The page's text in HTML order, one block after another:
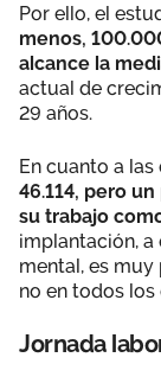
Por ello, el
menos,
alcance la
actual de
29 años.
En cuanto a
46.114, pero
su trabajo
implantación, a
mental, es
no en todos
Jornada